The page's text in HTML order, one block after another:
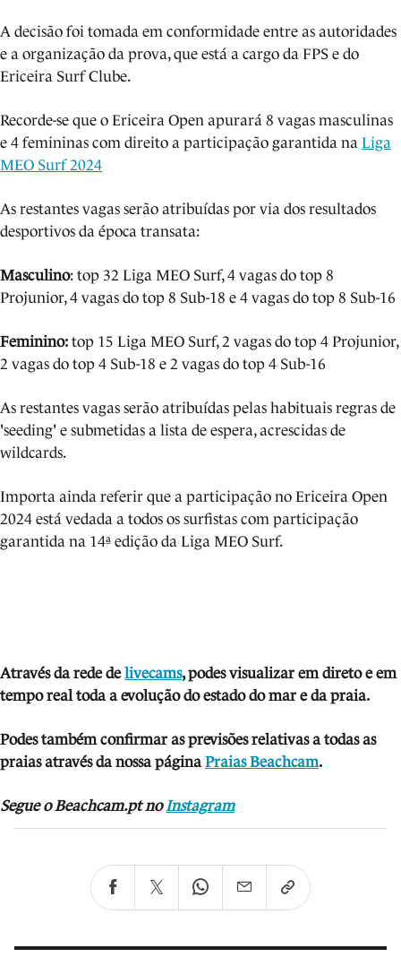
A decisão foi tomada em conformidade entre as autoridades
e a organização da prova, que está a cargo da FPS e do
Ericeira Surf Clube.
Recorde-se que o Ericeira Open apurará 8 vagas masculinas
e 4 femininas com direito a participação garantida na Liga
MEO Surf 2024
As restantes vagas serão atribuídas por via dos resultados
desportivos da época transata:
Masculino: top 32 Liga MEO Surf, 4 vagas do top 8
Projunior, 4 vagas do top 8 Sub-18 e 4 vagas do top 8 Sub-16
Feminino: top 15 Liga MEO Surf, 2 vagas do top 4 Projunior,
2 vagas do top 4 Sub-18 e 2 vagas do top 4 Sub-16
As restantes vagas serão atribuídas pelas habituais regras de
'seeding' e submetidas a lista de espera, acrescidas de
wildcards.
Importa ainda referir que a participação no Ericeira Open
2024 está vedada a todos os surfistas com participação
garantida na 14ª edição da Liga MEO Surf.
Através da rede delivecams, podes visualizar em direto e em
tempo real toda a evolução do estado do mar e da praia.
Podes também confirmar as previsões relativas a todas as
praias através da nossa páginaPraias Beachcam.
Segue o Beachcam.pt no Instagram